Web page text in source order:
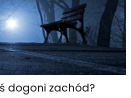
dogoni zachód?